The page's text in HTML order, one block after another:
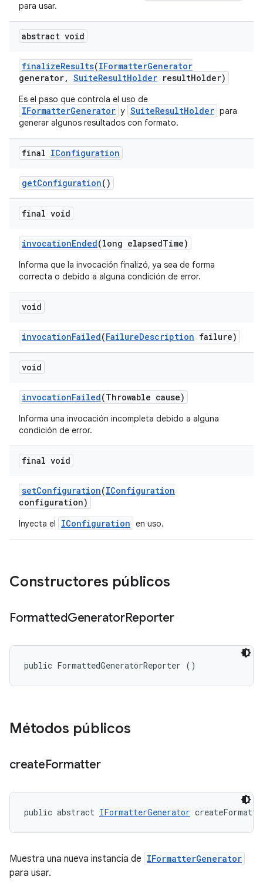
para usar.
abstract void
finalizeResults(IFormatterGenerator
generator, SuiteResultHolder resultHolder)
Es el paso que controla el uso de
IFormatterGenerator y SuiteResultHolder para
generar algunos resultados con formato.
final IConfiguration
getConfiguration()
final void
invocationEnded(long elapsedTime)
Informa que la invocación finalizó, ya sea de forma
correcta o debido a alguna condición de error.
void
invocationFailed(FailureDescription failure)
void
invocationFailed(Throwable cause)
Informa una invocación incompleta debido a alguna
condición de error.
final void
setConfiguration(IConfiguration
configuration)
Inyecta el IConfiguration en uso.
Constructores públicos
FormattedGeneratorReporter
public FormattedGeneratorReporter ()
Métodos públicos
createFormatter
public abstract IFormatterGenerator
Muestra una nueva instancia de IFormatterGenerator
para usar.